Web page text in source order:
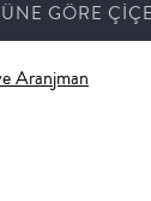
GÖRE
Aranjman